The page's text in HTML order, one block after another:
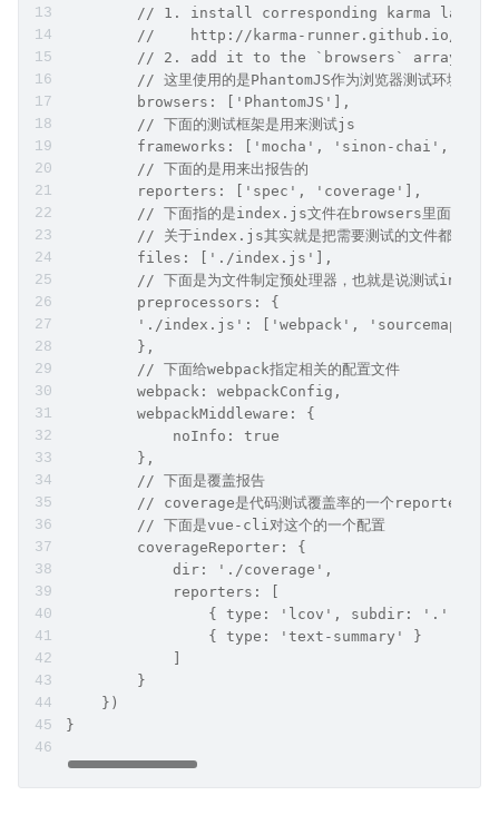
// 1. install corresponding karma
//    http://karma-runner.github.io/
// 2. add it to the `browsers` array
// 这里使用的是PhantomJS作为浏览器测试环境，
        browsers: ['PhantomJS'],
        // 下面的测试框架是用来测试js
frameworks: ['mocha', 'sinon-chai',
        // 下面的是用来出报告的
        reporters: ['spec', 'coverage'],
        // 下面指的是index.js文件在browsers里面运行
// 关于index.js其实就是把需要测试的文件都
        files: ['./index.js'],
// 下面是为文件制定预处理器，也就是说测试
        preprocessors: {
        './index.js': ['webpack', 'sourcemap']
        },
        // 下面给webpack指定相关的配置文件
        webpack: webpackConfig,
        webpackMiddleware: {
            noInfo: true
        },
        // 下面是覆盖报告
// coverage是代码测试覆盖率的一个reporter，也
        // 下面是vue-cli对这个的一个配置
        coverageReporter: {
            dir: './coverage',
            reporters: [
                { type: 'lcov', subdir: '.' },
                { type: 'text-summary' }
        }
    })
}